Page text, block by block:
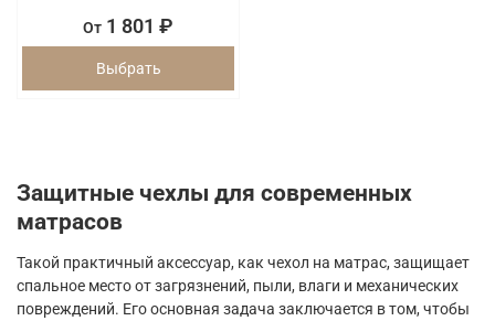
От 1 801 ₽
Выбрать
Защитные чехлы для современных
матрасов
Такой практичный аксессуар, как чехол на матрас, защищает
спальное место от загрязнений, пыли, влаги и механических
повреждений. Его основная задача заключается в том, чтобы